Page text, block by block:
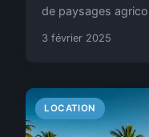
de paysages
3 février 2025
LOCATION